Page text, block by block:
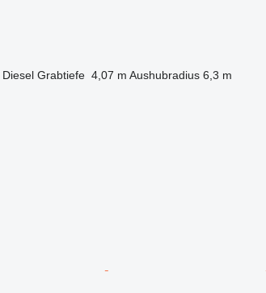
Diesel Grabtiefe 4,07 m Aushubradius 6,3 m